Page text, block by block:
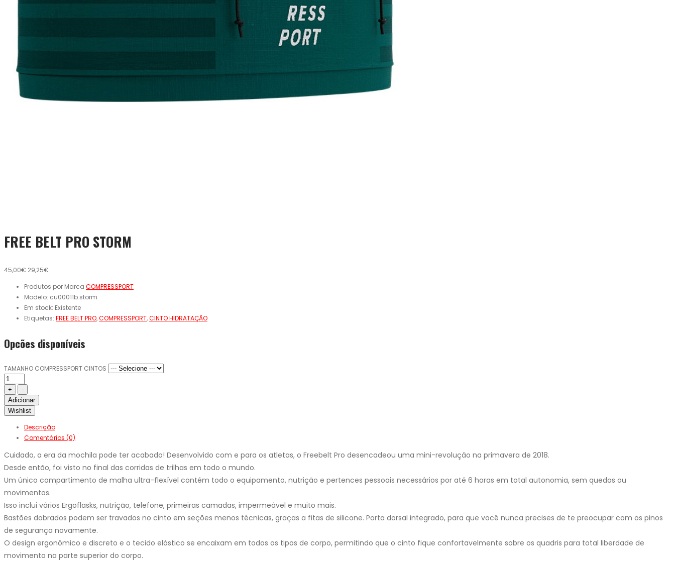
FREE BELT PRO STORM
45,00€ 29,25€
Produtos por Marca COMPRESSPORT
Modelo: cu00011b.storm
Em stock: Existente
Etiquetas: FREE BELT PRO,COMPRESSPORT,CINTO HIDRATAÇÃO
Opcões disponíveis
TAMANHO COMPRESSPORT CINTOS
Adicionar
Wishlist
Descrição
Comentários (0)
Cuidado, a era da mochila pode ter acabado! Desenvolvido com e para os atletas, o Freebelt Pro desencadeou uma mini-revolução na primavera de 2018.
Desde então, foi visto no final das corridas de trilhas em todo o mundo.
Um único compartimento de malha ultra-flexível contém todo o equipamento, nutrição e pertences pessoais necessários por até 6 horas em total autonomia, sem quedas ou
movimentos.
Isso inclui vários Ergoflasks, nutrição, telefone, primeiras camadas, impermeável e muito mais.
Bastões dobrados podem ser travados no cinto em seções menos técnicas, graças a fitas de silicone. Porta dorsal integrado, para que você nunca precises de te preocupar com os pinos
de segurança novamente.
O design ergonômico e discreto e o tecido elástico se encaixam em todos os tipos de corpo, permitindo que o cinto fique confortavelmente sobre os quadris para total liberdade de
movimento na parte superior do corpo.